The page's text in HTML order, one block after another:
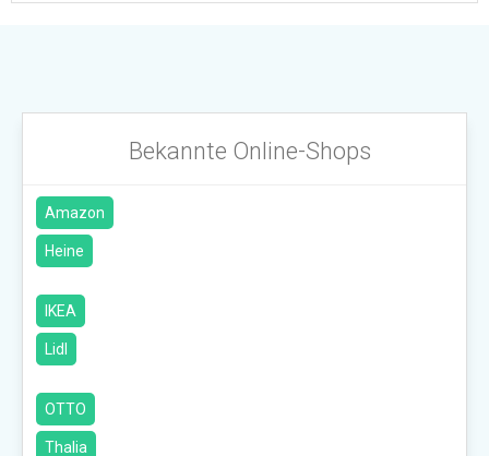
Bekannte Online-Shops
Amazon
Heine
IKEA
Lidl
OTTO
Thalia